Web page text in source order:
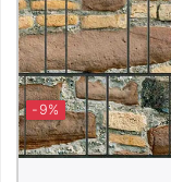
-9%